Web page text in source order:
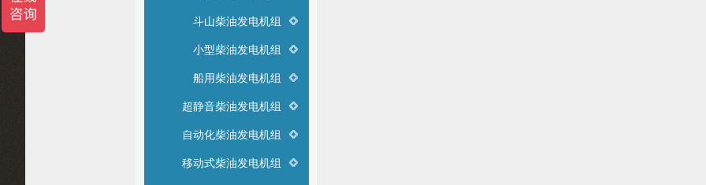
斗山柴油发电机组
小型柴油发电机组
船用柴油发电机组
超静音柴油发电机组
自动化柴油发电机组
移动式柴油发电机组